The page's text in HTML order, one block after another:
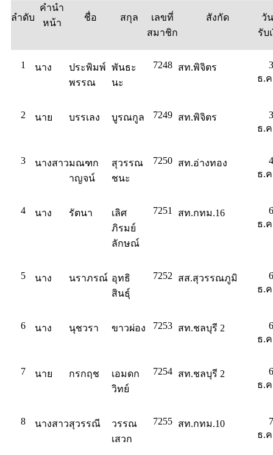
ลำดับ
คำนำ
หน้า
ชื่อ สกุล
เลขที่
สมาชิก
สังกัด
วั
รับ
1 นาง
ประพิมพ์
พรรณ
พันธะ
นะ
7248 สท.พิจิตร
3
ธ.ค
2 นาย บรรเลง บูรณกูล 7249 สท.พิจิตร
3
ธ.ค
3 นางสาวมณฑก
าญจน์
สุวรรณ
ชนะ
7250 สท.อ่างทอง
4
ธ.ค
4 นาง รัตนา
เลิศ
ภิรมย์
ลักษณ์
7251 สท.กทม.16
6
ธ.ค
5 นาง นราภรณ์ อุทธิ
สินธุ์
7252 สส.สุวรรณภูมิ
6
ธ.ค
6 นาง นุชวรา ขาวผ่อง 7253 สท.ชลบุรี 2
6
ธ.ค
7 นาย กรกฤช
เอมดก
วิทย์
7254 สท.ชลบุรี 2
6
ธ.ค
8 นางสาวสุวรรณี
วรรณ
เสวก
7255 สท.กทม.10
7
ธ.ค